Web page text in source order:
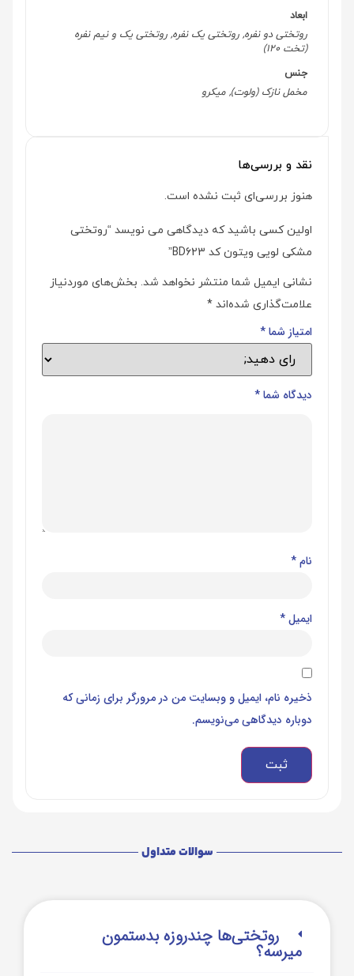
ابعاد
روتختی دو نفره, روتختی یک نفره, روتختی یک و نیم نفره
(تخت 120)
جنس
مخمل نازک (ولوت), میکرو
نقد و بررسی‌ها
هنوز بررسی‌ای ثبت نشده است.
اولین کسی باشید که دیدگاهی می نویسد “روتختی
مشکی لویی ویتون کد BD623”
نشانی ایمیل شما منتشر نخواهد شد. بخش‌های موردنیاز
علامت‌گذاری شده‌اند *
امتیاز شما*
دیدگاه شما*
نام*
ایمیل*
ذخیره نام، ایمیل و وبسایت من در مرورگر برای زمانی که
دوباره دیدگاهی می‌نویسم.
سوالات متداول
روتختی‌‌ها چندروزه بدستمون
میرسه؟